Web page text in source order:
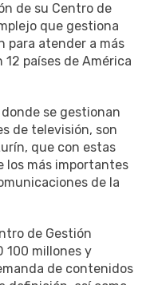
de su Centro de
que gestiona
para atender a más
12 países de América
se gestionan
de televisión, son
que con estas
los más importantes
de la
de Gestión
100 millones y
de contenidos